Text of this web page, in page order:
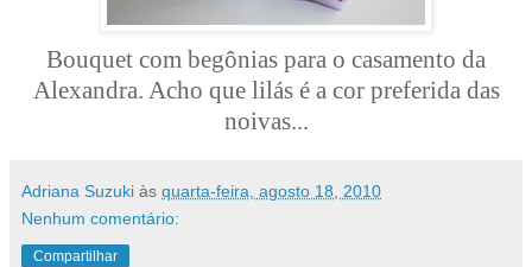
Bouquet com begônias para o casamento da
Alexandra. Acho que lilás é a cor preferida das
noivas...
Adriana Suzuki às quarta-feira, agosto 18, 2010
Nenhum comentário:
Compartilhar